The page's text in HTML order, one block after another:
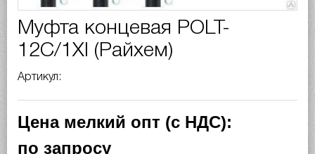
Муфта концевая POLT-
12C/1XI (Райхем)
Артикул:
Цена мелкий опт (с НДС):
по запросу